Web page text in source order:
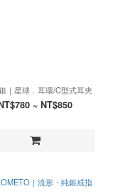
｜星球．耳環/C型式耳夾
~ NT$850